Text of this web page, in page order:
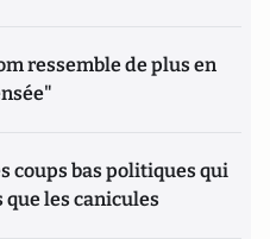
ressemble de plus en
coups bas politiques qui
les canicules